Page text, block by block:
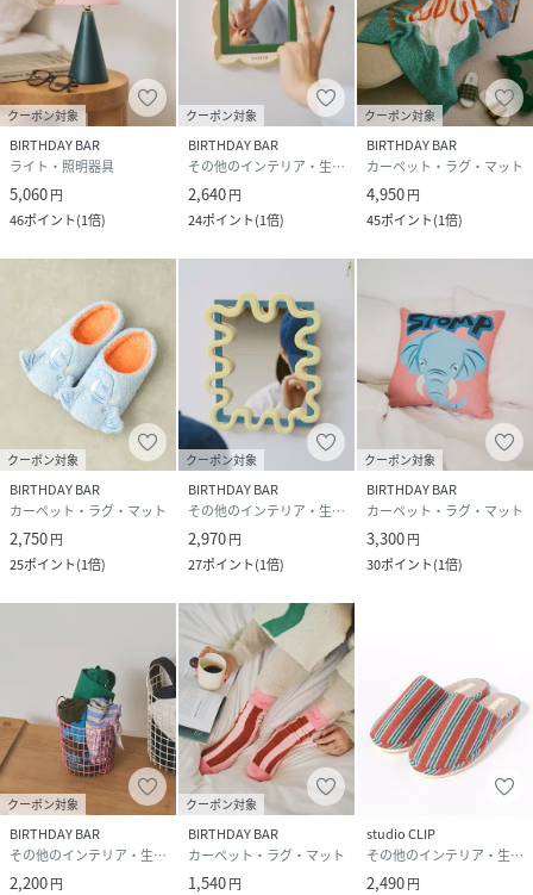
クーポン対象
BIRTHDAY BAR
ライト・照明器具
5,060円
46ポイント(1倍)
クーポン対象
BIRTHDAY BAR
その他のインテリア・生活雑貨
2,640円
24ポイント(1倍)
クーポン対象
BIRTHDAY BAR
カーペット・ラグ・マット
4,950円
45ポイント(1倍)
クーポン対象
BIRTHDAY BAR
カーペット・ラグ・マット
2,750円
25ポイント(1倍)
クーポン対象
BIRTHDAY BAR
その他のインテリア・生活雑貨
2,970円
27ポイント(1倍)
クーポン対象
BIRTHDAY BAR
カーペット・ラグ・マット
3,300円
30ポイント(1倍)
クーポン対象
BIRTHDAY BAR
その他のインテリア・生活雑貨
2,200円
クーポン対象
BIRTHDAY BAR
カーペット・ラグ・マット
1,540円
studio CLIP
その他のインテリア・生活雑貨
2,490円